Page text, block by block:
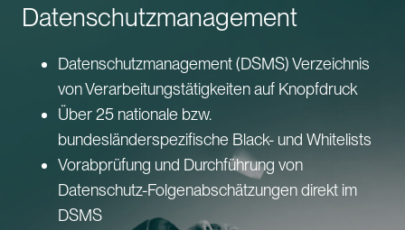
Datenschutzmanagement
Datenschutzmanagement (DSMS) Verzeichnis
von Verarbeitungstätigkeiten auf Knopfdruck
Über 25 nationale bzw.
bundesländerspezifische Black- und Whitelists
Vorabprüfung und Durchführung von
Datenschutz-Folgenabschätzungen direkt im
DSMS